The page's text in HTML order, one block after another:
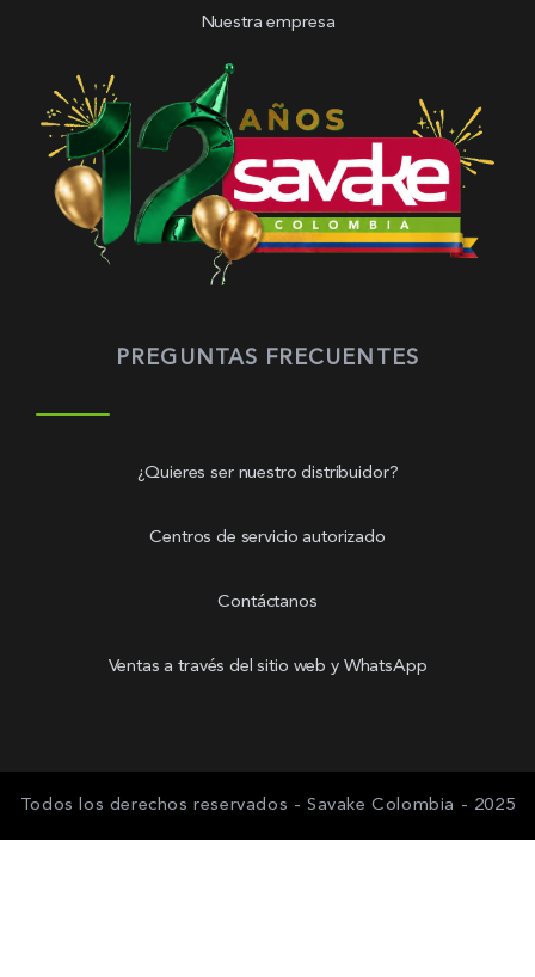
Nuestra empresa
PREGUNTAS FRECUENTES
¿Quieres ser nuestro distribuidor?
Centros de servicio autorizado
Contáctanos
Ventas a través del sitio web y WhatsApp
Todos los derechos reservados - Savake Colombia - 2025